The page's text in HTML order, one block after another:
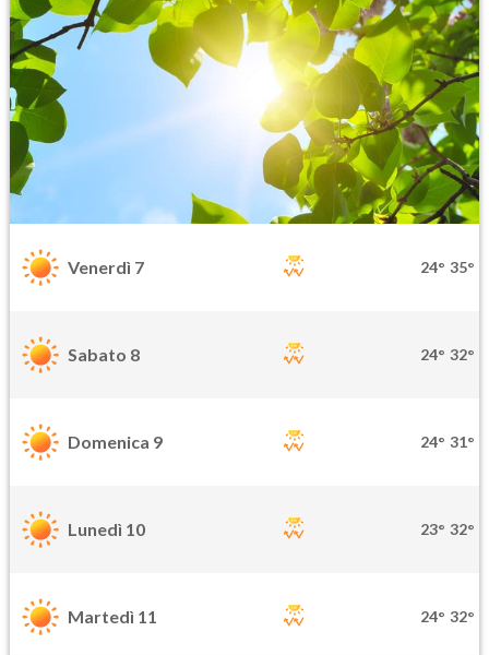
Venerdì 7 24° 35°
Sabato 8 24° 32°
Domenica 9 24° 31°
Lunedì 10 23° 32°
Martedì 11 24° 32°